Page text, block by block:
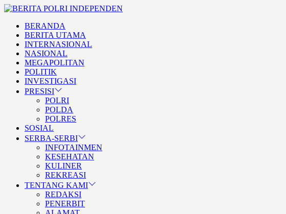
Skip
content
BERITA POLRI INDEPENDEN
BERANDA
BERITA UTAMA
INTERNASIONAL
NASIONAL
MEGAPOLITAN
POLITIK
INVESTIGASI
PRESISI
POLRI
POLDA
POLRES
SOSIAL
SERBA-SERBI
INFOTAINMEN
KESEHATAN
KULINER
REKREASI
TENTANG KAMI
REDAKSI
PENERBIT